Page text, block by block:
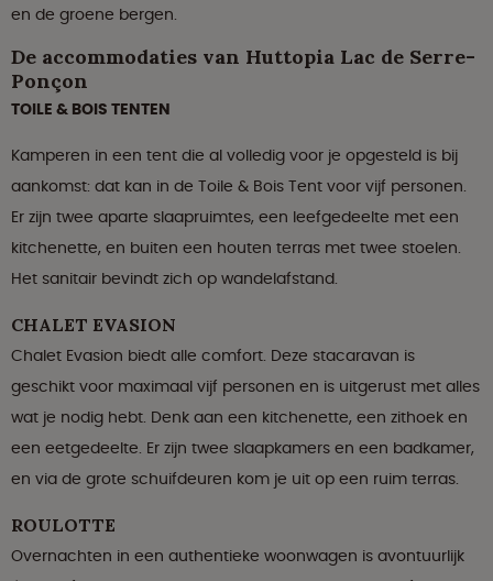
en de groene bergen.
De accommodaties van Huttopia Lac de Serre-
Ponçon
TOILE & BOIS TENTEN
Kamperen in een tent die al volledig voor je opgesteld is bij
aankomst: dat kan in de Toile & Bois Tent voor vijf personen.
Er zijn twee aparte slaapruimtes, een leefgedeelte met een
kitchenette, en buiten een houten terras met twee stoelen.
Het sanitair bevindt zich op wandelafstand.
CHALET EVASION
Chalet Evasion biedt alle comfort. Deze stacaravan is
geschikt voor maximaal vijf personen en is uitgerust met alles
wat je nodig hebt. Denk aan een kitchenette, een zithoek en
een eetgedeelte. Er zijn twee slaapkamers en een badkamer,
en via de grote schuifdeuren kom je uit op een ruim terras.
ROULOTTE
Overnachten in een authentieke woonwagen is avontuurlijk